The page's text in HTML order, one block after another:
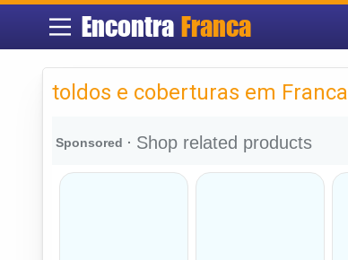
Encontra Franca
toldos e coberturas em Franca